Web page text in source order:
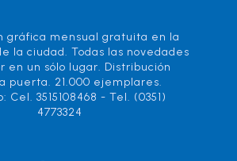
gráfica mensual gratuita en la
la ciudad. Todas las novedades
en un sólo lugar. Distribución
puerta. 21.000 ejemplares.
Cel. 3515108468 - Tel. (0351)
4773324